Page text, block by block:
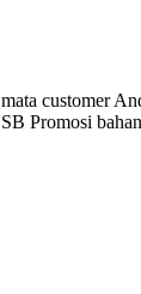
customer
Promosi